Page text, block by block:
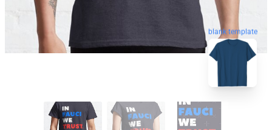
blank template